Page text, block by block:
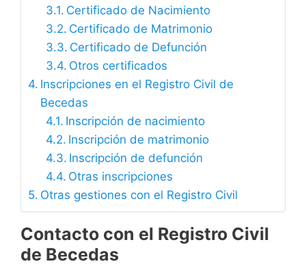
Certificado de Nacimiento
Certificado de Matrimonio
Certificado de Defunción
Otros certificados
Inscripciones en el Registro Civil de
Becedas
Inscripción de nacimiento
Inscripción de matrimonio
Inscripción de defunción
Otras inscripciones
Otras gestiones con el Registro Civil
Contacto con el Registro Civil
de Becedas